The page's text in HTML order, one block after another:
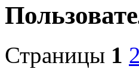
Страницы 1 2